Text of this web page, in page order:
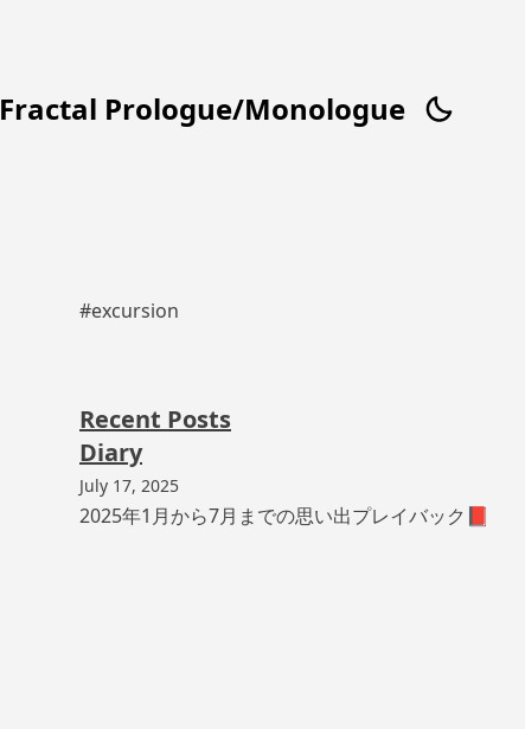
Fractal Prologue/Monologue
#excursion
Recent Posts
Diary
July 17, 2025
2025年1月から7月までの思い出プレイバック📕